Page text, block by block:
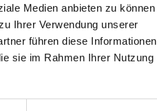
Medien anbieten zu können
Ihrer Verwendung unserer
führen diese Informationen
sie im Rahmen Ihrer Nutzung